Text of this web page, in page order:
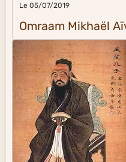
Le 05/07/2019
Omraam Mikhaël